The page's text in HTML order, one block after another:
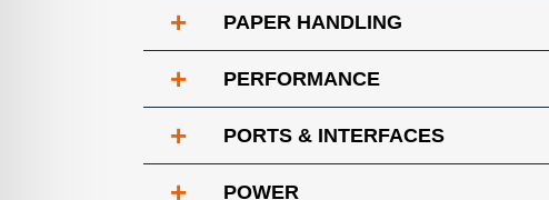
+ PAPER HANDLING
+ PERFORMANCE
+ PORTS & INTERFACES
+ POWER